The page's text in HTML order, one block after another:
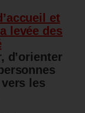
et
levée des
d’orienter
les